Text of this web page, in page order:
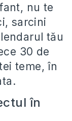
nu te
sarcini
tău
30 de
teme, în
în